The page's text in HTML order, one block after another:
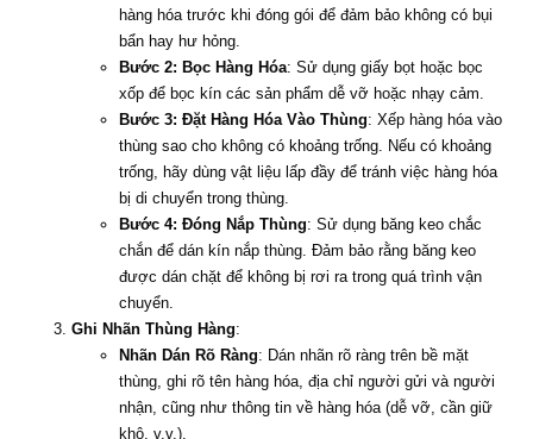
hàng hóa trước khi đóng gói để đảm bảo không có bụi
bẩn hay hư hỏng.
Bước 2: Bọc Hàng Hóa: Sử dụng giấy bọt hoặc bọc
xốp để bọc kín các sản phẩm dễ vỡ hoặc nhạy cảm.
Bước 3: Đặt Hàng Hóa Vào Thùng: Xếp hàng hóa vào
thùng sao cho không có khoảng trống. Nếu có khoảng
trống, hãy dùng vật liệu lấp đầy để tránh việc hàng hóa
bị di chuyển trong thùng.
Bước 4: Đóng Nắp Thùng: Sử dụng băng keo chắc
chắn để dán kín nắp thùng. Đảm bảo rằng băng keo
được dán chặt để không bị rơi ra trong quá trình vận
chuyển.
Ghi Nhãn Thùng Hàng:
Nhãn Dán Rõ Ràng: Dán nhãn rõ ràng trên bề mặt
thùng, ghi rõ tên hàng hóa, địa chỉ người gửi và người
nhận, cũng như thông tin về hàng hóa (dễ vỡ, cần giữ
khô, v.v.).